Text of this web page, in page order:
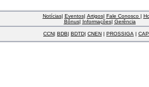
Notícias| Eventos| Artigos| Fale Conosco |
Bônus| Informações| Gerência
CCN| BDB| BDTD| CNEN | PROSSIGA |